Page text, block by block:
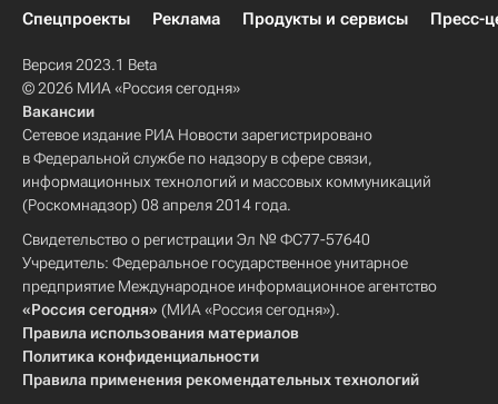
Спецпроекты
Реклама Продукты и сервисы Пресс-
Версия 2023.1 Beta
© 2026 МИА «Россия сегодня»
Вакансии
Сетевое издание РИА Новости зарегистрировано
в Федеральной службе по надзору в сфере связи,
информационных технологий и массовых коммуникаций
(Роскомнадзор) 08 апреля 2014 года.
Свидетельство о регистрации Эл № ФС77-57640
Учредитель: Федеральное государственное унитарное
предприятие Международное информационное агентство
«Россия сегодня» (МИА «Россия сегодня»).
Правила использования материалов
Политика конфиденциальности
Правила применения рекомендательных технологий